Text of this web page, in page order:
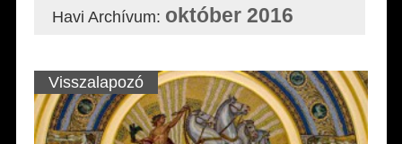
Havi Archívum: október 2016
Visszalapozó